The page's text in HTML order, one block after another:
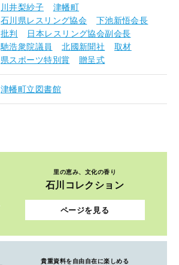
川井梨紗子
津幡町
石川県レスリング協会
下池新悟会長
批判
日本レスリング協会副会長
馳浩衆院議員
北國新聞社
取材
県スポーツ特別賞
贈呈式
津幡町立図書館
里の恵み、文化の香り
石川コレクション
ページを見る
貴重資料を自由自在に楽しめる